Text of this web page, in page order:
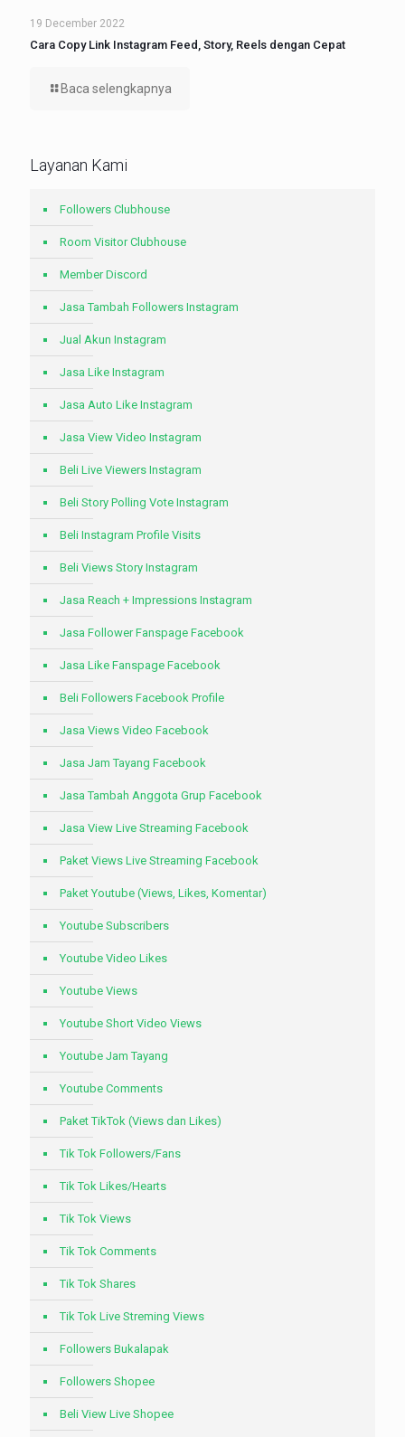
19 December 2022
Cara Copy Link Instagram Feed, Story, Reels dengan Cepat
Baca selengkapnya
Layanan Kami
Followers Clubhouse
Room Visitor Clubhouse
Member Discord
Jasa Tambah Followers Instagram
Jual Akun Instagram
Jasa Like Instagram
Jasa Auto Like Instagram
Jasa View Video Instagram
Beli Live Viewers Instagram
Beli Story Polling Vote Instagram
Beli Instagram Profile Visits
Beli Views Story Instagram
Jasa Reach + Impressions Instagram
Jasa Follower Fanspage Facebook
Jasa Like Fanspage Facebook
Beli Followers Facebook Profile
Jasa Views Video Facebook
Jasa Jam Tayang Facebook
Jasa Tambah Anggota Grup Facebook
Jasa View Live Streaming Facebook
Paket Views Live Streaming Facebook
Paket Youtube (Views, Likes, Komentar)
Youtube Subscribers
Youtube Video Likes
Youtube Views
Youtube Short Video Views
Youtube Jam Tayang
Youtube Comments
Paket TikTok (Views dan Likes)
Tik Tok Followers/Fans
Tik Tok Likes/Hearts
Tik Tok Views
Tik Tok Comments
Tik Tok Shares
Tik Tok Live Streming Views
Followers Bukalapak
Followers Shopee
Beli View Live Shopee